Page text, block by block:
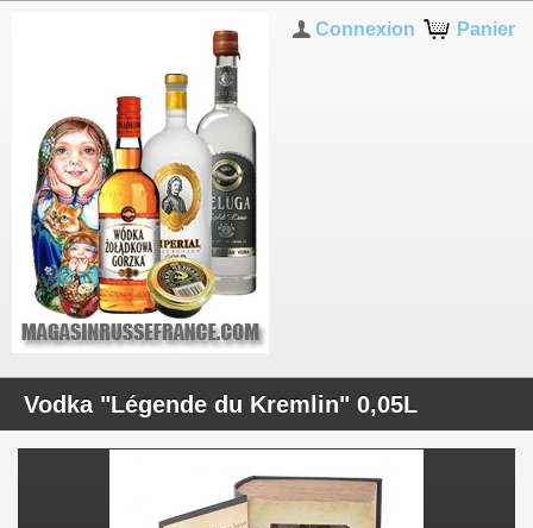
Panier
Connexion
Vodka "Légende du Kremlin" 0,05L